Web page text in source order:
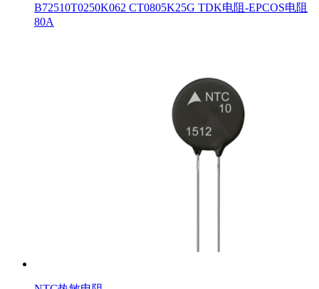
B72510T0250K062 CT0805K25G TDK电阻-EPCOS电阻
80A